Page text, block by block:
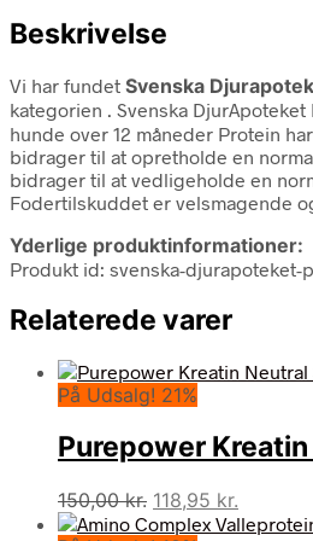
Beskrivelse
Vi har fundet Svenska
kategorien . Svenska
hunde over 12 måneder Protein
bidrager til at opretholde en
bidrager til at vedligeholde en
Fodertilskuddet er velsmagende
Yderlige produktinformationer:
Produkt id: svenska-djurapoteket-
Relaterede varer
På Udsalg! 21%
Purepower
150,00kr. Den
oprindelige
118,95 kr.
aktuelle